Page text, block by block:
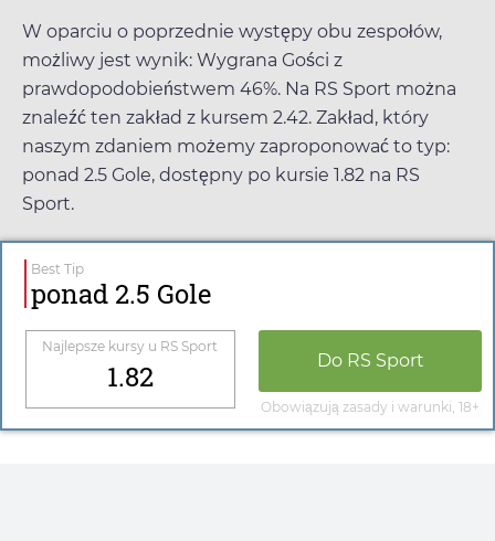
W oparciu o poprzednie występy obu zespołów,
możliwy jest wynik: Wygrana Gości z
prawdopodobieństwem 46%. Na RS Sport można
znaleźć ten zakład z kursem 2.42. Zakład, który
naszym zdaniem możemy zaproponować to typ:
ponad 2.5 Gole, dostępny po kursie 1.82 na RS
Sport.
Best Tip
ponad 2.5 Gole
Najlepsze kursy u RS Sport
1.82 Do RS Sport
Obowiązują zasady i warunki, 18+